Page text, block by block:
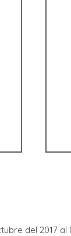
del 2017